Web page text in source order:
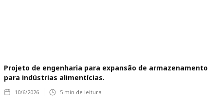
Projeto de engenharia para expansão de armazenamento
para indústrias alimentícias.
10/6/2026 5 min de leitura